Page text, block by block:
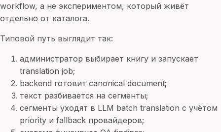
workflow, а не экспериментом, который живёт
отдельно от каталога.
Типовой путь выглядит так:
администратор выбирает книгу и запускает
translation job;
backend готовит canonical document;
текст разбивается на сегменты;
сегменты уходят в LLM batch translation с учётом
priority и fallback провайдеров;